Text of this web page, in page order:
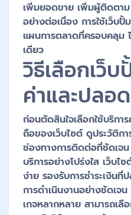
เพิ่มยอดขาย เพิ่มผู้ติดตาม
อย่างต่อเนื่อง การใช้เว็บ
แผนการตลาดที่ครอบคลุม
เดียว
วิธีเลือกเว็
ค่าและปลอ
ก่อนตัดสินใจเลือกใช้บริกา
ถือของเว็บไซต์ ดูประวัติกา
ช่องทางการติดต่อที่ชัดเจน
บริการอย่างโปร่งใส เว็บไ
ง่าย รองรับการชำระเงิน
การดำเนินงานอย่างชัดเจ
เกจหลากหลาย สามารถเ